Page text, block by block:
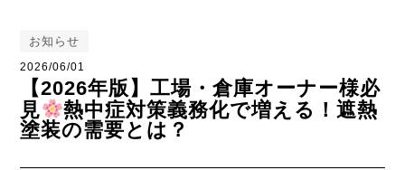
お知らせ
2026/06/01
【2026年版】工場・倉庫オーナー様必
見
熱中症対策義務化で増える！遮熱
塗装の需要とは？